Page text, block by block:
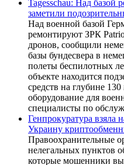
Tagesschau: Над базой
заметили
Над военной базой
ремонтируют ЗРК
дронов, сообщили
базы бундесвера в
полеты беспилотных
объекте находится
средств на глубине 130
оборудование для
специалисты по
Генпрокуратура взяла
Украину
Правоохранительные
нелегальных пунктов
которые мошенники